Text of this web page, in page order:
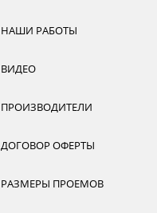
НАШИ РАБОТЫ
ВИДЕО
ПРОИЗВОДИТЕЛИ
ДОГОВОР ОФЕРТЫ
РАЗМЕРЫ ПРОЕМОВ